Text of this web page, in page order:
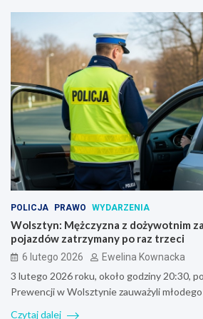
POLICJA PRAWO WYDARZENIA
Wolsztyn: Mężczyzna z dożywotnim
pojazdów zatrzymany po raz trzeci
6 lutego 2026 Ewelina Kownacka
3 lutego 2026 roku, około godziny 20:30,
Prewencji w Wolsztynie zauważyli
Czytaj dalej